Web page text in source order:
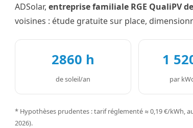
ADSolar, entreprise familiale RGE QualiPV
voisines : étude gratuite sur place,
2860 h
de soleil/an
1
par
* Hypothèses prudentes : tarif réglementé ≈ 0,19 €/kWh,
2026).